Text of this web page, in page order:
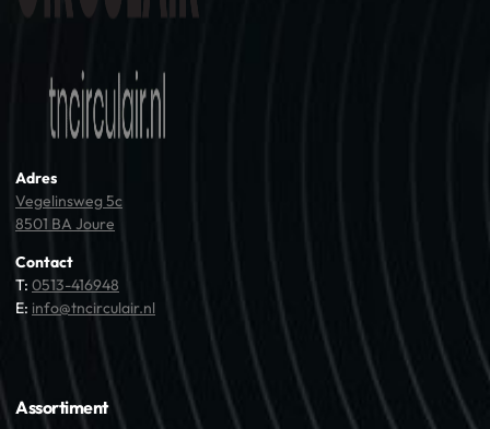
Adres
Vegelinsweg 5c
8501 BA Joure
Contact
T: 0513-416948
E: info@tncirculair.nl
Assortiment